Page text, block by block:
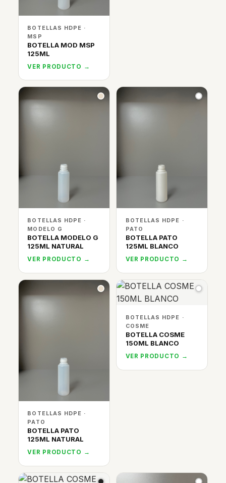
BOTELLAS HDPE ·
MSP
BOTELLA MOD MSP
125ML
VER PRODUCTO →
BOTELLAS HDPE ·
MODELO G
BOTELLA MODELO G
125ML NATURAL
VER PRODUCTO →
BOTELLAS HDPE ·
PATO
BOTELLA PATO
125ML BLANCO
VER PRODUCTO →
BOTELLAS HDPE ·
PATO
BOTELLA PATO
125ML NATURAL
VER PRODUCTO →
BOTELLAS HDPE ·
COSME
BOTELLA COSME
150ML BLANCO
VER PRODUCTO →